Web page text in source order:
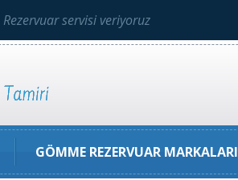
servisi veriyoruz
GÖMME REZERVUAR MARKALARI